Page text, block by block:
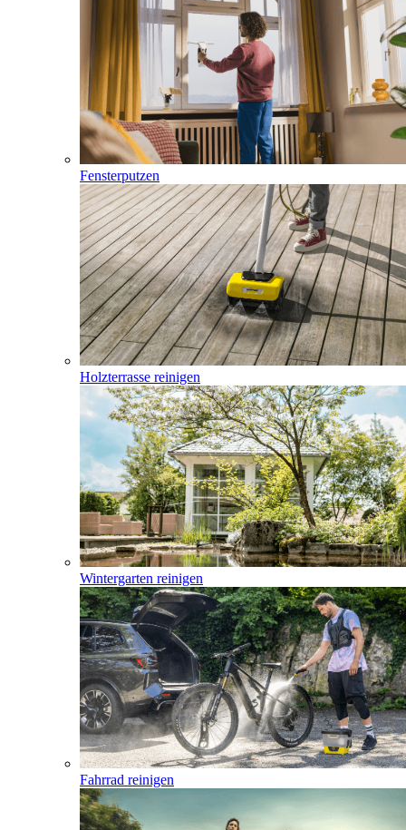
Fensterputzen
Holzterrasse reinigen
Wintergarten reinigen
Fahrrad reinigen